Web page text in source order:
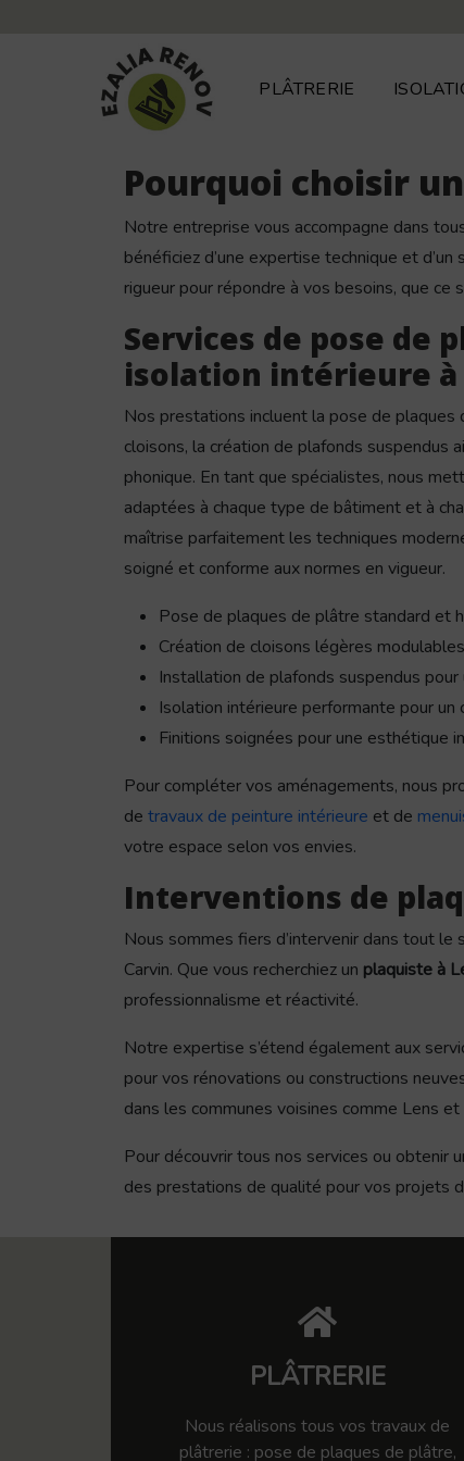
PLÂTRERIE
Pourquoi choisir
Notre entreprise vous accompagne dans
bénéficiez d’une expertise technique et
rigueur pour répondre à vos besoins, que
Services de pose de
isolation intérieure à
Nos prestations incluent la pose de plaques
cloisons, la création de plafonds suspendus
phonique. En tant que spécialistes, nous
adaptées à chaque type de bâtiment et à
maîtrise parfaitement les techniques
soigné et conforme aux normes en vigueur.
Pose de plaques de plâtre standard et
Création de cloisons légères modulables
Installation de plafonds suspendus
Isolation intérieure performante pour
Finitions soignées pour une esthétique
Pour compléter vos aménagements, nous
de travaux de peinture intérieure et de
votre espace selon vos envies.
Interventions de
Nous sommes fiers d’intervenir dans tout
Carvin. Que vous recherchiez un plaquiste à
professionnalisme et réactivité.
Notre expertise s’étend également aux
pour vos rénovations ou constructions
dans les communes voisines comme Lens et
Pour découvrir tous nos services ou obtenir
des prestations de qualité pour vos projets
PLÂTRERIE
Nous réalisons tous vos travaux de
plâtrerie : pose de plaques de plâtre,